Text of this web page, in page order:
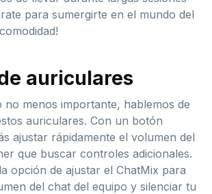
para sumergirte en el mundo del
auriculares
menos importante, hablemos de
auriculares. Con un botón
ajustar rápidamente el volumen del
que buscar controles adicionales.
opción de ajustar el ChatMix para
del chat del equipo y silenciar tu